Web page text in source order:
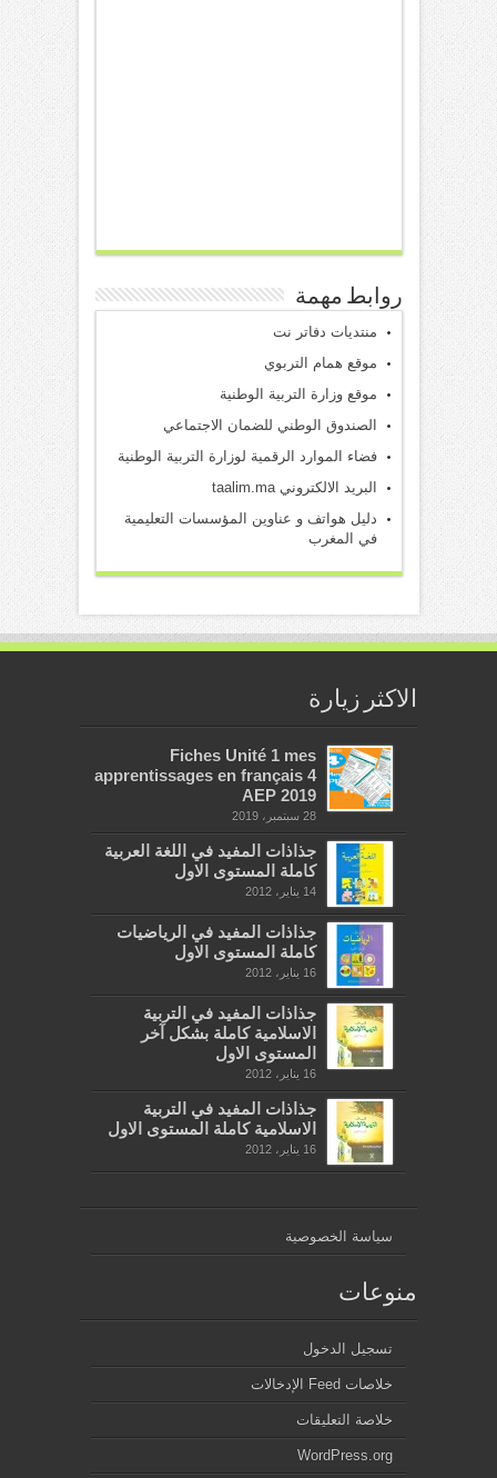
روابط مهمة
منتديات دفاتر نت
موقع همام التربوي
موقع وزارة التربية الوطنية
الصندوق الوطني للضمان الاجتماعي
فضاء الموارد الرقمية لوزارة التربية الوطنية
البريد الالكتروني taalim.ma
دليل هواتف و عناوين المؤسسات التعليمية
في المغرب
الاكثر زيارة
Fiches Unité 1 mes
apprentissages en français 4
AEP 2019
28 سبتمبر، 2019
جذاذات المفيد في اللغة العربية
كاملة المستوى الاول
14 يناير، 2012
جذاذات المفيد في الرياضيات
كاملة المستوى الاول
16 يناير، 2012
جذاذات المفيد في التربية
الاسلامية كاملة بشكل آخر
المستوى الاول
16 يناير، 2012
جذاذات المفيد في التربية
الاسلامية كاملة المستوى الاول
16 يناير، 2012
سياسة الخصوصية
منوعات
تسجيل الدخول
خلاصات Feed الإدخالات
خلاصة التعليقات
WordPress.org